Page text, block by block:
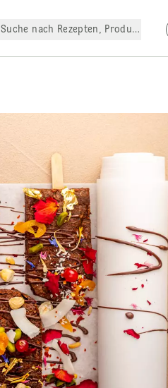
Suche nach Rezepten, Produkte, etc.